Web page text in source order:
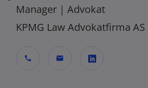
Manager | Advokat
KPMG Law Advokatfirma AS
call mail